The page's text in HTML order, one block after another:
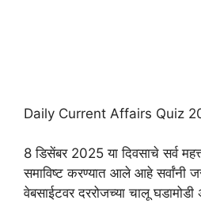
Daily Current Affairs Quiz
8 डिसेंबर 2025 या दिवसाचे सर्व
समाविष्ट करण्यात आले आहे सर्वांनी
वेबसाईटवर दररोजच्या चालू घडामोडी